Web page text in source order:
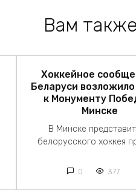
Вам
Хоккейное
Беларуси
к Монументу
Минске
В Минске
белорусского хоккея
0 377